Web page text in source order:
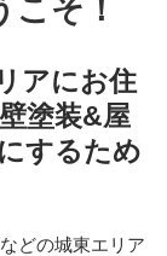
そ！
アにお住
塗装&屋
するため
どの城東エリア